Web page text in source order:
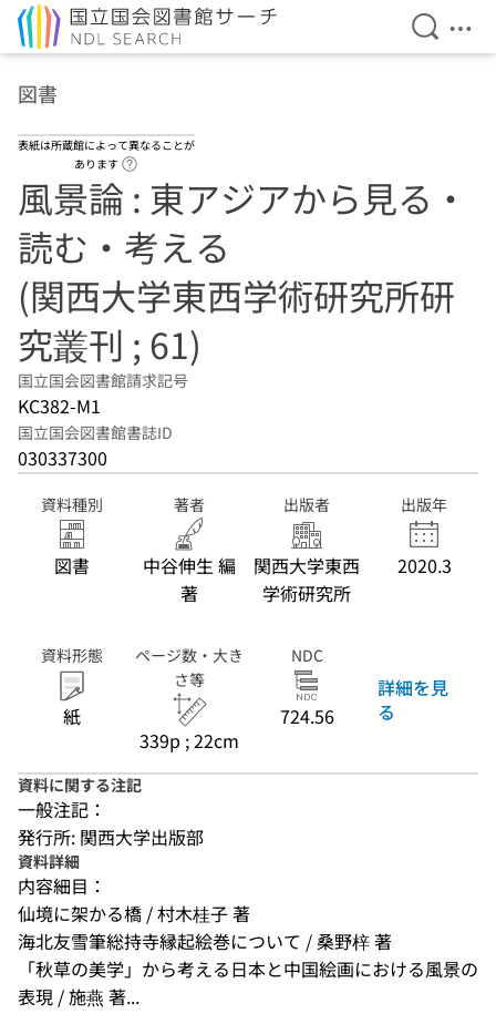
検索を
メ
図書
表紙は所蔵館によって異なることが
あります
風景論 : 東アジアから見る・
読む・考える
(関西大学東西学術研究所研
究叢刊 ; 61)
国立国会図書館請求記号
KC382-M1
国立国会図書館書誌ID
030337300
資料種別
図書
著者
中谷伸生 編
著
出版者
関西大学東西
学術研究所
出版年
2020.3
資料形態
紙
ページ数・大き
さ等
339p ; 22cm
NDC
724.56
詳細を見
る
資料に関する注記
一般注記：
発行所: 関西大学出版部
資料詳細
内容細目：
仙境に架かる橋 / 村木桂子 著
海北友雪筆総持寺縁起絵巻について / 桑野梓 著
「秋草の美学」から考える日本と中国絵画における風景の
表現 / 施燕 著...